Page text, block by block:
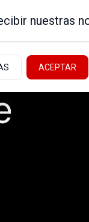
nuestras
ACEPTAR